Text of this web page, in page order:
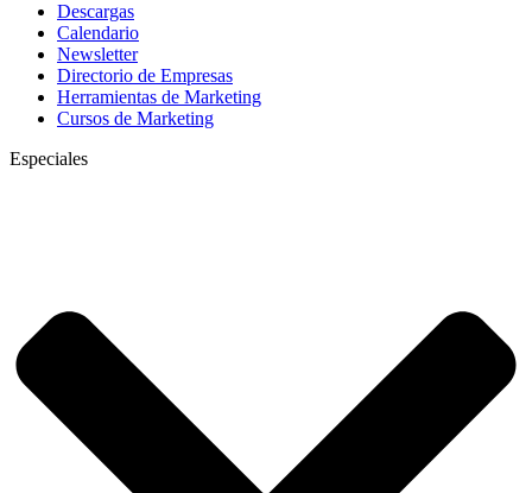
Descargas
Calendario
Newsletter
Directorio de Empresas
Herramientas de Marketing
Cursos de Marketing
Especiales